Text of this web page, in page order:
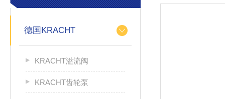
德国KRACHT
KRACHT溢流阀
KRACHT齿轮泵